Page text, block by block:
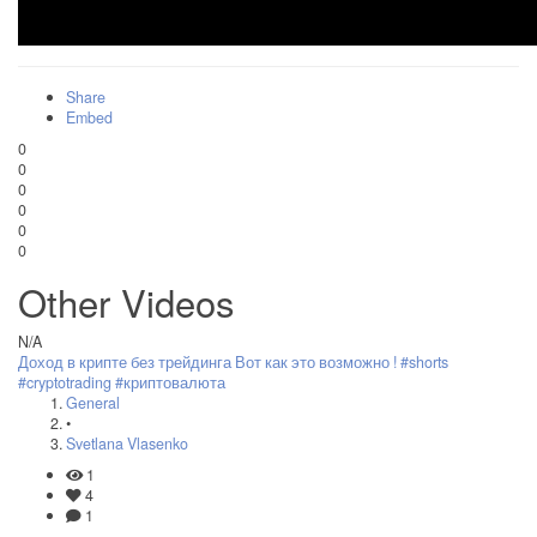
Share
Embed
0
0
0
0
0
0
Other Videos
N/A
Доход в крипте без трейдинга Вот как это возможно ! #shorts
#cryptotrading #криптовалюта
General
•
Svetlana Vlasenko
1
4
1